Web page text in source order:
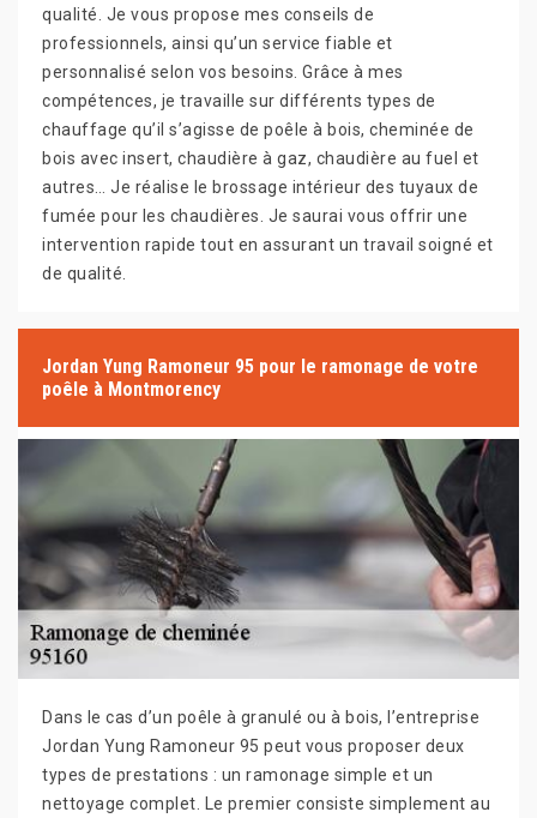
qualité. Je vous propose mes conseils de
professionnels, ainsi qu’un service fiable et
personnalisé selon vos besoins. Grâce à mes
compétences, je travaille sur différents types de
chauffage qu’il s’agisse de poêle à bois, cheminée de
bois avec insert, chaudière à gaz, chaudière au fuel et
autres… Je réalise le brossage intérieur des tuyaux de
fumée pour les chaudières. Je saurai vous offrir une
intervention rapide tout en assurant un travail soigné et
de qualité.
Jordan Yung Ramoneur 95 pour le ramonage de votre
poêle à Montmorency
Dans le cas d’un poêle à granulé ou à bois, l’entreprise
Jordan Yung Ramoneur 95 peut vous proposer deux
types de prestations : un ramonage simple et un
nettoyage complet. Le premier consiste simplement au